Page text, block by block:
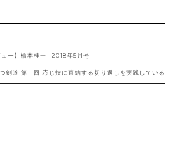
ュー】橋本桂一 -2018年5月号-
剣道 第11回 応じ技に直結する切り返しを実践している